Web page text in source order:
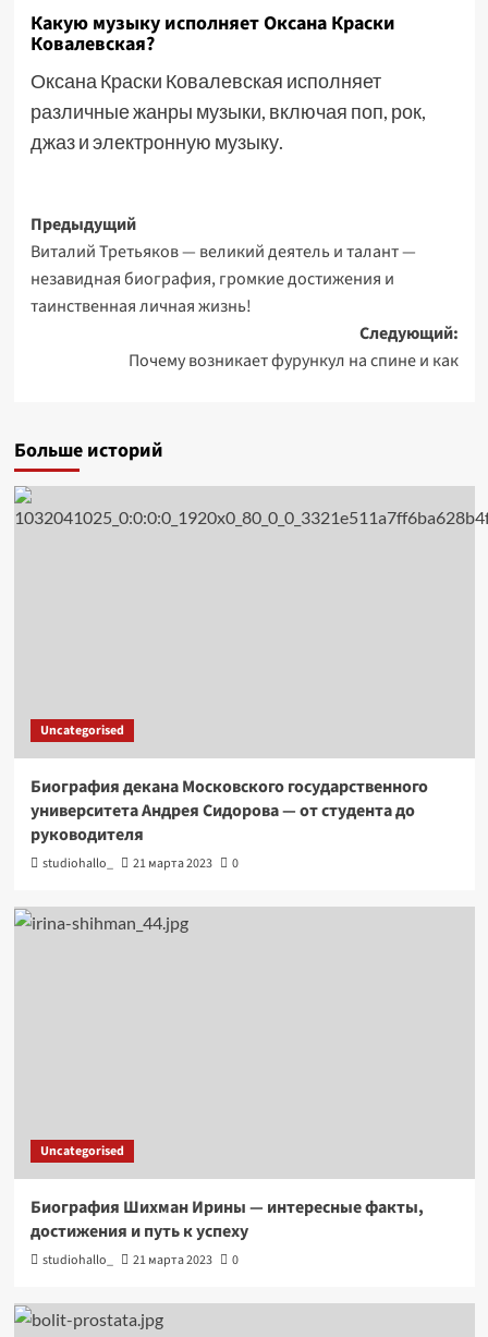
Какую музыку исполняет Оксана Краски
Ковалевская?
Оксана Краски Ковалевская исполняет
различные жанры музыки, включая поп, рок,
джаз и электронную музыку.
Навигация
записи
Предыдущий
Виталий Третьяков — великий деятель и талант —
незавидная биография, громкие достижения и
таинственная личная жизнь!
Следующий:
Почему возникает фурункул на спине и как
Больше историй
Uncategorised
Биография декана Московского государственного
университета Андрея Сидорова — от студента до
руководителя
studiohallo_ 21 марта 2023 0
Uncategorised
Биография Шихман Ирины — интересные факты,
достижения и путь к успеху
studiohallo_ 21 марта 2023 0